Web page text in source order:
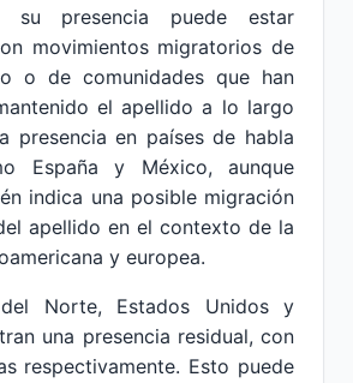
su presencia puede estar
movimientos migratorios de
o de comunidades que han
el apellido a lo largo
presencia en países de habla
España y México, aunque
indica una posible migración
apellido en el contexto de la
y europea.
Norte, Estados Unidos y
una presencia residual, con
respectivamente. Esto puede